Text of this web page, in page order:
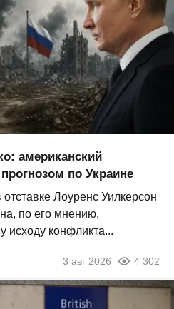
американский
по Украине
Лоуренс Уилкерсон
по его мнению,
исходу конфликта...
3 авг 2026 4 302